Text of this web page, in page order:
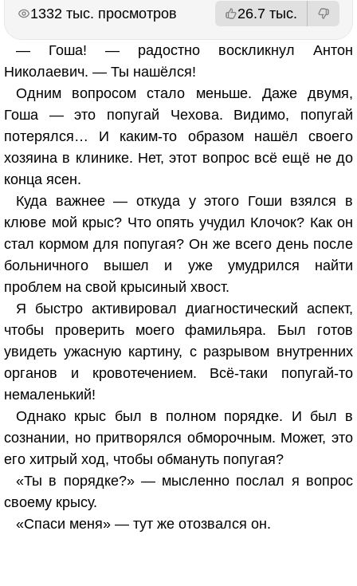
1332 тыс. просмотров 26.7 тыс.
— Гоша! — радостно воскликнул Антон
Николаевич. — Ты нашёлся!
Одним вопросом стало меньше. Даже двумя,
Гоша — это попугай Чехова. Видимо, попугай
потерялся… И каким-то образом нашёл своего
хозяина в клинике. Нет, этот вопрос всё ещё не до
конца ясен.
Куда важнее — откуда у этого Гоши взялся в
клюве мой крыс? Что опять учудил Клочок? Как он
стал кормом для попугая? Он же всего день после
больничного вышел и уже умудрился найти
проблем на свой крысиный хвост.
Я быстро активировал диагностический аспект,
чтобы проверить моего фамильяра. Был готов
увидеть ужасную картину, с разрывом внутренних
органов и кровотечением. Всё-таки попугай-то
немаленький!
Однако крыс был в полном порядке. И был в
сознании, но притворялся обморочным. Может, это
его хитрый ход, чтобы обмануть попугая?
«Ты в порядке?» — мысленно послал я вопрос
своему крысу.
«Спаси меня» — тут же отозвался он.